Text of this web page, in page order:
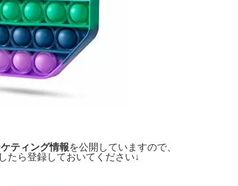
ティング情報を公開していますので、
たら登録しておいてください↓